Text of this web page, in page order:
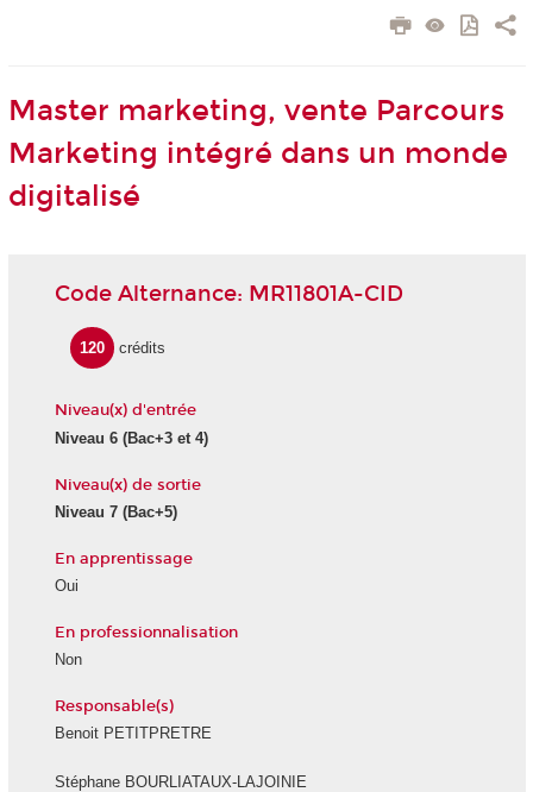
Master marketing, vente Parcours
Marketing intégré dans un monde
digitalisé
Code Alternance: MR11801A-CID
120 crédits
Niveau(x) d'entrée
Niveau 6 (Bac+3 et 4)
Niveau(x) de sortie
Niveau 7 (Bac+5)
En apprentissage
Oui
En professionnalisation
Non
Responsable(s)
Benoit PETITPRETRE
Stéphane BOURLIATAUX-LAJOINIE